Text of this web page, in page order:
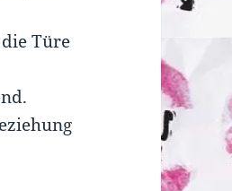
Türe